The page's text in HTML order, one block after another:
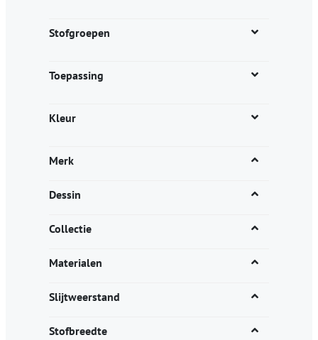
Stofgroepen
Toepassing
Kleur
Merk
Dessin
Collectie
Materialen
Slijtweerstand
Stofbreedte
productpagina